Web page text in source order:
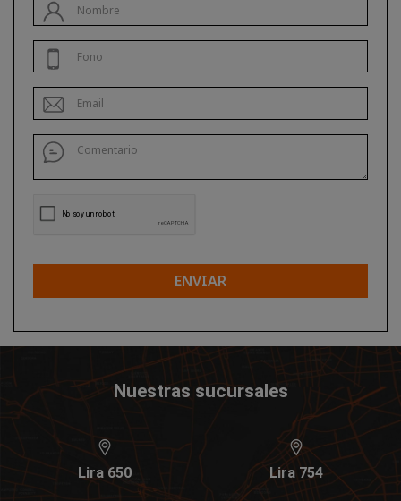
ENVIAR
Nuestras sucursales
Lira 650 Lira 754